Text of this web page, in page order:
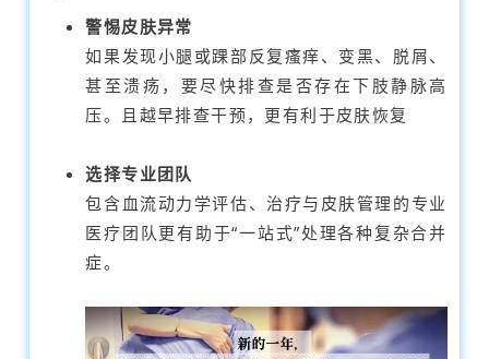
警惕皮肤异常
如果发现小腿或踝部反复瘙痒、变黑、脱屑、
甚至溃疡，要尽快排查是否存在下肢静脉高
压。且越早排查干预，更有利于皮肤恢复
选择专业团队
包含血流动力学评估、治疗与皮肤管理的专业
医疗团队更有助于“一站式”处理各种复杂合并
症。